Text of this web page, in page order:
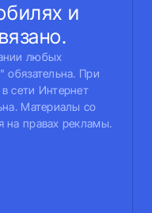
и
любых
обязательна. При
сети Интернет
Материалы со
на правах рекламы.